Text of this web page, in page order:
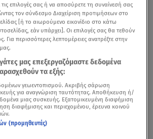
τις επιλογές σας ή να αποσύρετε τη συναίνεσή σας
τον σύνδεσμο Διαχείριση προτιμήσεων στο
[ή το αιωρούμενο εικονίδιο στο κάτω
εάν υπάρχει]. Οι επιλογές σας θα τεθούν
Για περισσότερες λεπτομέρειες ανατρέξτε στην
μας επεξεργαζόμαστε δεδομένα
τα εξής:
γεωεντοπισμού. Ακριβής σάρωση
για αναγνώριση ταυτότητας. Αποθήκευση ή/
μιας συσκευής. Εξατομικευμένη διαφήμιση
διαφήμισης και περιεχομένου, έρευνα κοινού
(προμηθευτές)